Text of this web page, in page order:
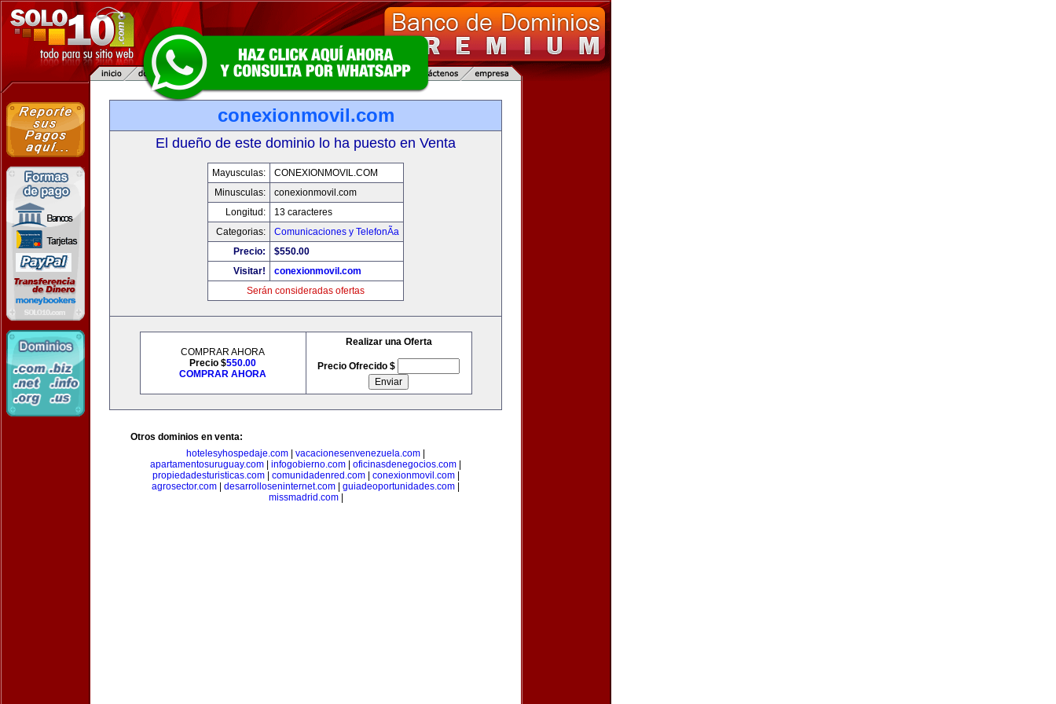
conexionmovil.com
El dueño de este dominio lo ha puesto en Venta
Mayusculas:
CONEXIONMOVIL.COM
Minusculas:
conexionmovil.com
Longitud:
13 caracteres
Categorias:
Comunicaciones y TelefonÃ­a
Precio:
$550.00
Visitar!
conexionmovil.com
Serán consideradas ofertas
COMPRAR AHORA
Precio $550.00
COMPRAR AHORA
Realizar una Oferta
Precio Ofrecido $
Otros dominios en venta:
hotelesyhospedaje.com
vacacionesenvenezuela.com
apartamentosuruguay.com
infogobierno.com oficinasdenegocios.com
propiedadesturisticas.com| comunidadenred.com| conexionmovil.com|
agrosector.com
desarrolloseninternet.com guiadeoportunidades.com
missmadrid.com|